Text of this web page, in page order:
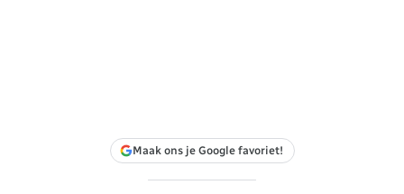
Maak ons je Google favoriet!